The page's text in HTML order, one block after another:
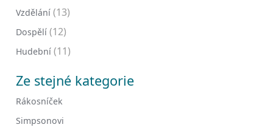
Vzdělání (13)
Dospělí (12)
Hudební (11)
Ze stejné kategorie
Rákosníček
Simpsonovi